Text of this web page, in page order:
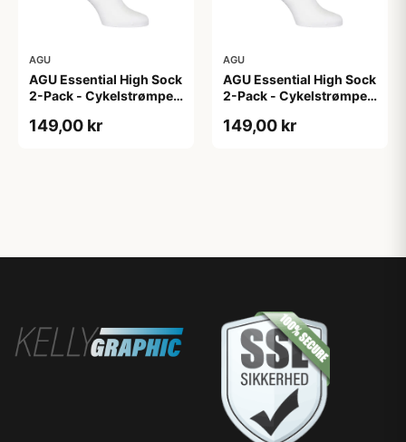
AGU
AGU Essential High Sock
2-Pack - Cykelstrømper
149,00 kr
AGU
AGU Essential High Sock
2-Pack - Cykelstrømper
149,00 kr